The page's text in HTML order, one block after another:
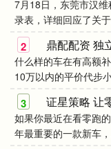
7月18日，东莞市汉
录表，详细回应了关
2
什么样的车在有高额
10万以内的平价代步
3
如果你最近在看零跑
年最重要的一款新车